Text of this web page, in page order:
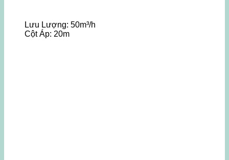
Lưu Lượng: 50m³/h
Cột Áp: 20m